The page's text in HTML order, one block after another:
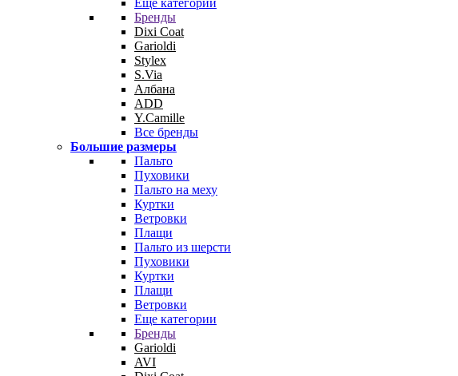
Еще категории
Бренды
Dixi Coat
Garioldi
Stylex
S.Via
Албана
ADD
Y.Camille
Все бренды
Большие размеры
Пальто
Пуховики
Пальто на меху
Куртки
Ветровки
Плащи
Пальто из шерсти
Пуховики
Куртки
Плащи
Ветровки
Еще категории
Бренды
Garioldi
AVI